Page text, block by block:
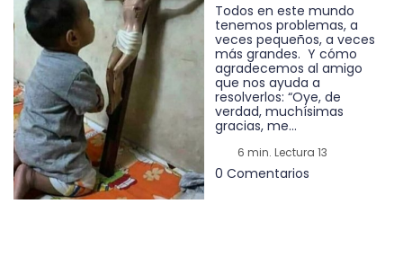
Todos en este mundo
tenemos problemas, a
veces pequeños, a veces
más grandes. Y cómo
agradecemos al amigo
que nos ayuda a
resolverlos: “Oye, de
verdad, muchísimas
gracias, me...
6 min. Lectura 13
0 Comentarios